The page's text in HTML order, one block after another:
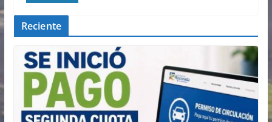
Reciente